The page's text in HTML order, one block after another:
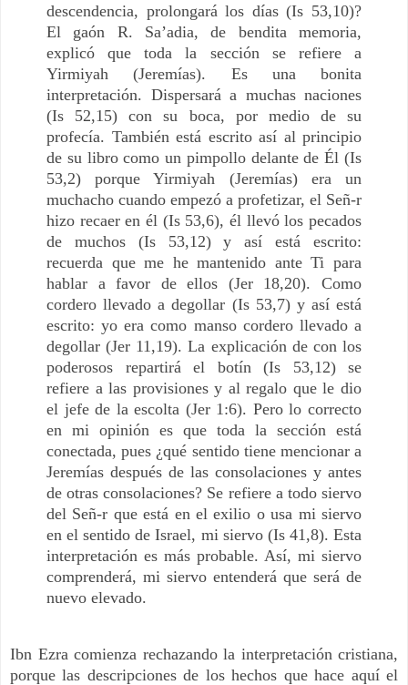
descendencia, prolongará los días (Is 53,10)?
El gaón R. Sa’adia, de bendita memoria,
explicó que toda la sección se refiere a
Yirmiyah (Jeremías). Es una bonita
interpretación. Dispersará a muchas naciones
(Is 52,15) con su boca, por medio de su
profecía. También está escrito así al principio
de su libro como un pimpollo delante de Él (Is
53,2) porque Yirmiyah (Jeremías) era un
muchacho cuando empezó a profetizar, el Señ-r
hizo recaer en él (Is 53,6), él llevó los pecados
de muchos (Is 53,12) y así está escrito:
recuerda que me he mantenido ante Ti para
hablar a favor de ellos (Jer 18,20). Como
cordero llevado a degollar (Is 53,7) y así está
escrito: yo era como manso cordero llevado a
degollar (Jer 11,19). La explicación de con los
poderosos repartirá el botín (Is 53,12) se
refiere a las provisiones y al regalo que le dio
el jefe de la escolta (Jer 1:6). Pero lo correcto
en mi opinión es que toda la sección está
conectada, pues ¿qué sentido tiene mencionar a
Jeremías después de las consolaciones y antes
de otras consolaciones? Se refiere a todo siervo
del Señ-r que está en el exilio o usa mi siervo
en el sentido de Israel, mi siervo (Is 41,8). Esta
interpretación es más probable. Así, mi siervo
comprenderá, mi siervo entenderá que será de
nuevo elevado.
Ibn Ezra comienza rechazando la interpretación cristiana,
porque las descripciones de los hechos que hace aquí el